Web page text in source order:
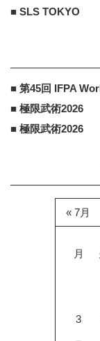
■ SLS TOKYO
■ 第45回 IFPA
■ 極限武術2026
■ 極限武術2026
月
3
« 7月